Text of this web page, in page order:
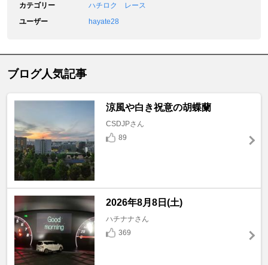
カテゴリー
ハチロク レース
ユーザー
hayate28
ブログ人気記事
涼風や白き祝意の胡蝶蘭
CSDJPさん
89
2026年8月8日(土)
ハチナナさん
369